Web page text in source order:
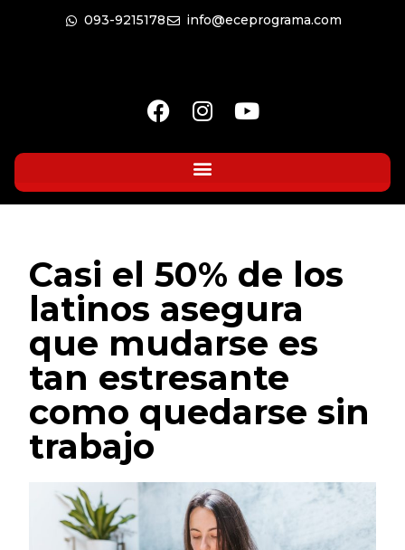
093-9215178 info@eceprograma.com
Casi el 50% de los
latinos asegura
que mudarse es
tan estresante
como quedarse sin
trabajo